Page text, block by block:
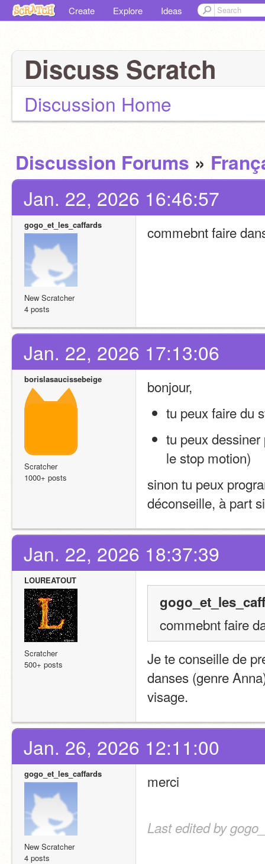
Create Explore Ideas
Discuss Scratch
Discussion Home
Discussion Forums »
Jan. 22, 2026 16:46:57
gogo_et_les_caffards
New Scratcher
4 posts
commebnt faire
Jan. 22, 2026 17:13:06
borislasaucissebeige
Scratcher
1000+ posts
bonjour,
tu peux faire du
tu peux
le stop motion)
sinon tu peux
déconseille, à part
Jan. 22, 2026 18:37:39
LOUREATOUT
Scratcher
500+ posts
commebnt faire
Je te conseille de
danses (genre
visage.
Jan. 26, 2026 12:11:00
gogo_et_les_caffards
New Scratcher
4 posts
merci
Last edited by